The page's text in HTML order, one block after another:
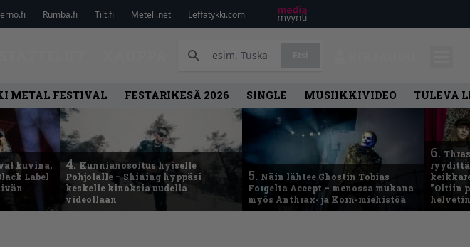
Rumba.fi Tilt.fi Meteli.net Leffatykki.com
METAL FESTIVAL FESTARIKESÄ 2026 SINGLE MUSIIKKIVIDEO TULEVA
kuvina,
Label
4. Kunnianosoitus hyiselle
Pohjolalle – Shining hyppäsi
keskelle kinoksia uudella
videollaan
5. Näin lähtee Ghostin Tobias
Forgelta Accept – menossa mukana
myös Anthrax- ja Korn-miehistöä
6.
”Oltiin